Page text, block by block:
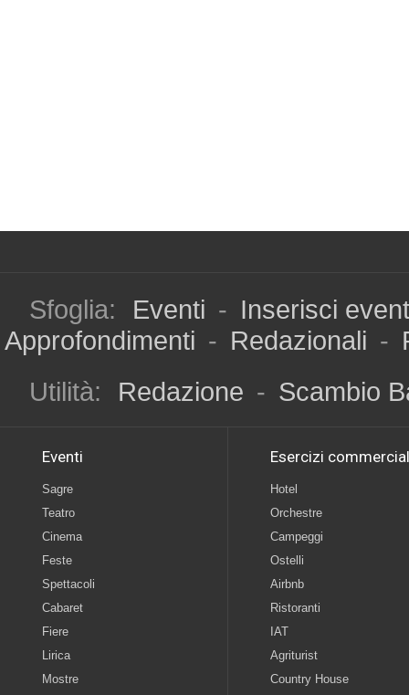
Sfoglia: Eventi - Inserisci
Approfondimenti - Redazionali -
Utilità:
Redazione - Scambio
Eventi
Sagre
Teatro
Cinema
Feste
Spettacoli
Cabaret
Fiere
Lirica
Mostre
Esercizi
Hotel
Orchestre
Campeggi
Ostelli
Airbnb
Ristoranti
IAT
Agriturist
Country House